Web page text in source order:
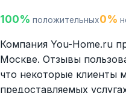
100% положительных0%
Компания You-Home.ru
Москве. Отзывы
что некоторые клиенты
предоставляемых